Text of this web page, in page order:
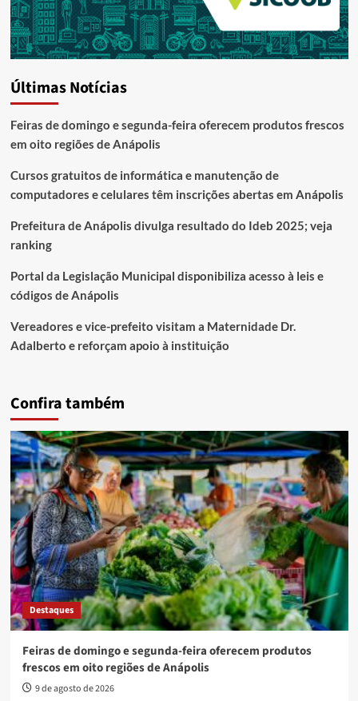
Últimas Notícias
Feiras de domingo e segunda-feira oferecem produtos frescos
em oito regiões de Anápolis
Cursos gratuitos de informática e manutenção de
computadores e celulares têm inscrições abertas em Anápolis
Prefeitura de Anápolis divulga resultado do Ideb 2025; veja
ranking
Portal da Legislação Municipal disponibiliza acesso à leis e
códigos de Anápolis
Vereadores e vice-prefeito visitam a Maternidade Dr.
Adalberto e reforçam apoio à instituição
Confira também
Destaques
Feiras de domingo e segunda-feira oferecem produtos
frescos em oito regiões de Anápolis
9 de agosto de 2026